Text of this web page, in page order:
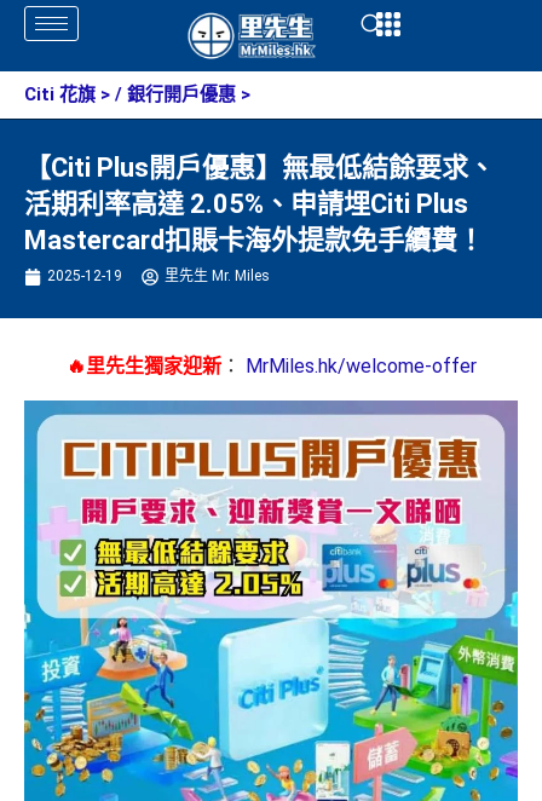
Skip
content
Open
Citi 花旗 > / 銀行開戶優惠 >
【Citi Plus開戶優惠】無最低結餘要求、
活期利率高達 2.05%、申請埋Citi Plus
Mastercard扣賬卡海外提款免手續費！
2025-12-19 里先生 Mr. Miles
🔥里先生獨家迎新： MrMiles.hk/welcome-offer